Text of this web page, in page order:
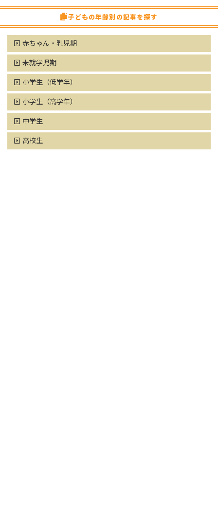
子どもの年齢別の記事を探す
赤ちゃん・乳児期
未就学児期
小学生（低学年）
小学生（高学年）
中学生
高校生